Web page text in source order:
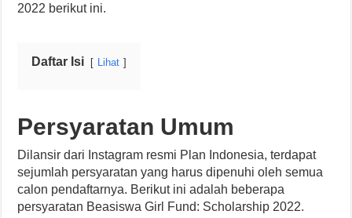
2022 berikut ini.
Daftar Isi Lihat
Persyaratan Umum
Dilansir dari Instagram resmi Plan Indonesia, terdapat
sejumlah persyaratan yang harus dipenuhi oleh semua
calon pendaftarnya. Berikut ini adalah beberapa
persyaratan Beasiswa Girl Fund: Scholarship 2022.